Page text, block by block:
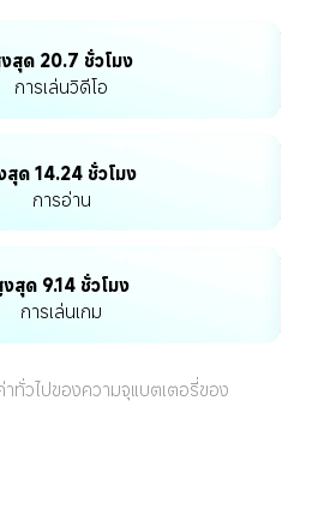
สุด 20.7 ชั่วโมง
การเล่นวิดีโอ
สุด 14.24 ชั่วโมง
การอ่าน
งสุด 9.14 ชั่วโมง
การเล่นเกม
ทั่วไปของความจุแบตเตอรี่ของ